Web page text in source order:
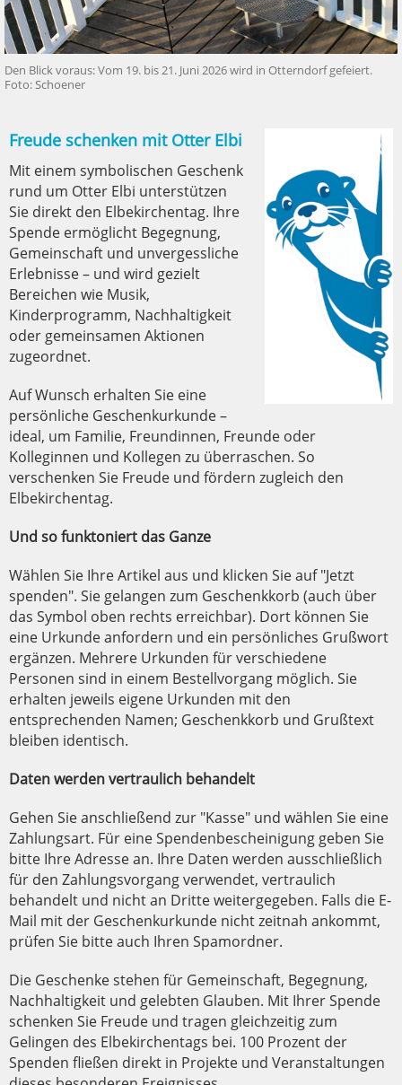
Den Blick voraus: Vom 19. bis 21. Juni 2026 wird in Otterndorf gefeiert.
Foto: Schoener
Freude schenken mit Otter Elbi
Mit einem symbolischen Geschenk
rund um Otter Elbi unterstützen
Sie direkt den Elbekirchentag. Ihre
Spende ermöglicht Begegnung,
Gemeinschaft und unvergessliche
Erlebnisse – und wird gezielt
Bereichen wie Musik,
Kinderprogramm, Nachhaltigkeit
oder gemeinsamen Aktionen
zugeordnet.
Auf Wunsch erhalten Sie eine
persönliche Geschenkurkunde –
ideal, um Familie, Freundinnen, Freunde oder
Kolleginnen und Kollegen zu überraschen. So
verschenken Sie Freude und fördern zugleich den
Elbekirchentag.
Und so funktoniert das Ganze
Wählen Sie Ihre Artikel aus und klicken Sie auf "Jetzt
spenden". Sie gelangen zum Geschenkkorb (auch über
das Symbol oben rechts erreichbar). Dort können Sie
eine Urkunde anfordern und ein persönliches Grußwort
ergänzen. Mehrere Urkunden für verschiedene
Personen sind in einem Bestellvorgang möglich. Sie
erhalten jeweils eigene Urkunden mit den
entsprechenden Namen; Geschenkkorb und Grußtext
bleiben identisch.
Daten werden vertraulich behandelt
Gehen Sie anschließend zur "Kasse" und wählen Sie eine
Zahlungsart. Für eine Spendenbescheinigung geben Sie
bitte Ihre Adresse an. Ihre Daten werden ausschließlich
für den Zahlungsvorgang verwendet, vertraulich
behandelt und nicht an Dritte weitergegeben. Falls die E-
Mail mit der Geschenkurkunde nicht zeitnah ankommt,
prüfen Sie bitte auch Ihren Spamordner.
Die Geschenke stehen für Gemeinschaft, Begegnung,
Nachhaltigkeit und gelebten Glauben. Mit Ihrer Spende
schenken Sie Freude und tragen gleichzeitig zum
Gelingen des Elbekirchentags bei. 100 Prozent der
Spenden fließen direkt in Projekte und Veranstaltungen